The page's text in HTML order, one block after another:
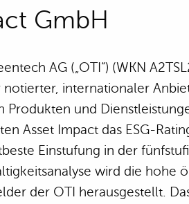
GmbH
AG („OTI“) (WKN
notierter, internationaler
Produkten und
Asset Impact das ESG-
Einstufung in der
wird die hohe
der OTI herausgestellt.